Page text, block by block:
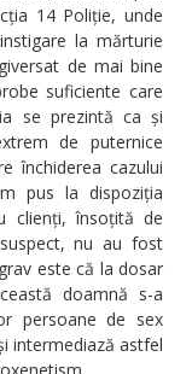
14 Poliție, unde
la mărturie
de mai bine
suficiente care
se prezintă ca și
de puternice
închiderea cazului
pus la dispoziția
clienți, însoțită de
nu au fost
este că la dosar
doamnă s-a
persoane de sex
intermediază astfel